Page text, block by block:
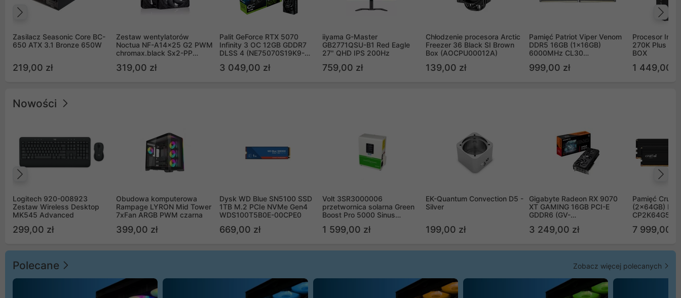
Zasilacz Seasonic Core BC-
650 ATX 3.1 Bronze 650W
219,00 zł
Zestaw wentylatorów
Noctua NF-A14x25 G2 PWM
chromax.black Sx2-PP
(2szt)
319,00 zł
Palit GeForce RTX 5070
Infinity 3 OC 12GB GDDR7
DLSS 4 (NE75070S19K9-
3 049,00 zł
iiyama G-Master
GB2771QSU-B1 Red Eagle
27" QHD IPS 200Hz
759,00 zł
Chłodzenie procesora Arctic
Freezer 36 Black SI Brown
Box (AOCPU00012A)
139,00 zł
Pamięć Patriot Viper Venom
DDR5 16GB (1x16GB)
6000MHz CL30
999,00 zł
Procesor Intel
270K Plus
BOX
1 449,00 zł
Nowości
Logitech 920-008923
Zestaw Wireless Desktop
MK545 Advanced
299,00 zł
Obudowa komputerowa
Rampage LYRON Mid Tower
7xFan ARGB PWM czarna
399,00 zł
Dysk WD Blue SN5100 SSD
1TB M.2 PCIe NVMe Gen4
WDS100T5B0E-00CPE0
669,00 zł
Volt 3SR3000006
przetwornica solarna Green
Boost Pro 5000 Sinus
1 599,00 zł
EK-Quantum Convection D5 -
Silver
199,00 zł
Gigabyte Radeon RX 9070
XT GAMING 16GB PCI-E
GDDR6 (GV-
3 249,00 zł
Pamięć
(2x64GB)
7 999,00 zł
Polecane Zobacz więcej polecanych